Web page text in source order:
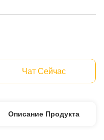
Чат Сейчас
Описание Продукта